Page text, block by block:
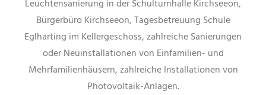
Leuchtensanierung in der Schulturnhalle Kirchseeon,
Bürgerbüro Kirchseeon, Tagesbetreuung Schule
Eglharting im Kellergeschoss, zahlreiche Sanierungen
oder Neuinstallationen von Einfamilien- und
Mehrfamilienhäusern, zahlreiche Installationen von
Photovoltaik-Anlagen.